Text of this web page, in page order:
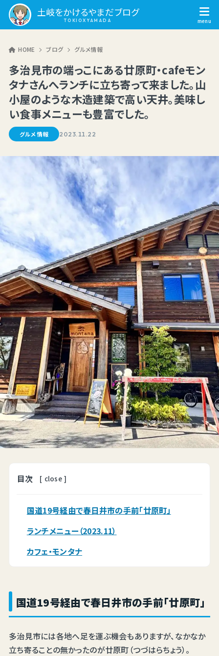
土岐をかけるやまだブログ
HOME ブログ グルメ情報
多治見市の端っこにある廿原町・cafeモン
タナさんへランチに立ち寄って来ました。山
小屋のような木造建築で高い天井。美味し
い食事メニューも豊富でした。
2023.11.22
グルメ情報
目次 [ close ]
国道19号経由で春日井市の手前「廿原町」
ランチメニュー（2023.11）
カフェ・モンタナ
国道19号経由で春日井市の手前「廿原町」
多治見市には各地へ足を運ぶ機会もありますが、なかなか
立ち寄ることの無かったのが廿原町（つづはらちょう）。